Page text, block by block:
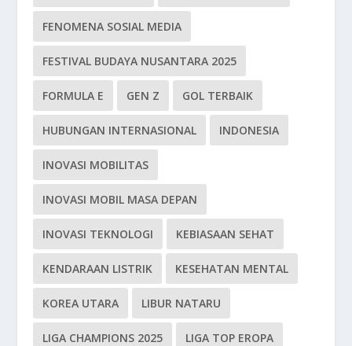
FENOMENA SOSIAL MEDIA
FESTIVAL BUDAYA NUSANTARA 2025
FORMULA E GEN Z GOL TERBAIK
HUBUNGAN INTERNASIONAL INDONESIA
INOVASI MOBILITAS
INOVASI MOBIL MASA DEPAN
INOVASI TEKNOLOGI KEBIASAAN SEHAT
KENDARAAN LISTRIK KESEHATAN MENTAL
KOREA UTARA LIBUR NATARU
LIGA CHAMPIONS 2025 LIGA TOP EROPA